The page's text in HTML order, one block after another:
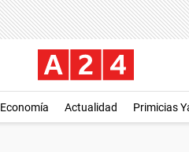
Economía Actualidad Primicias